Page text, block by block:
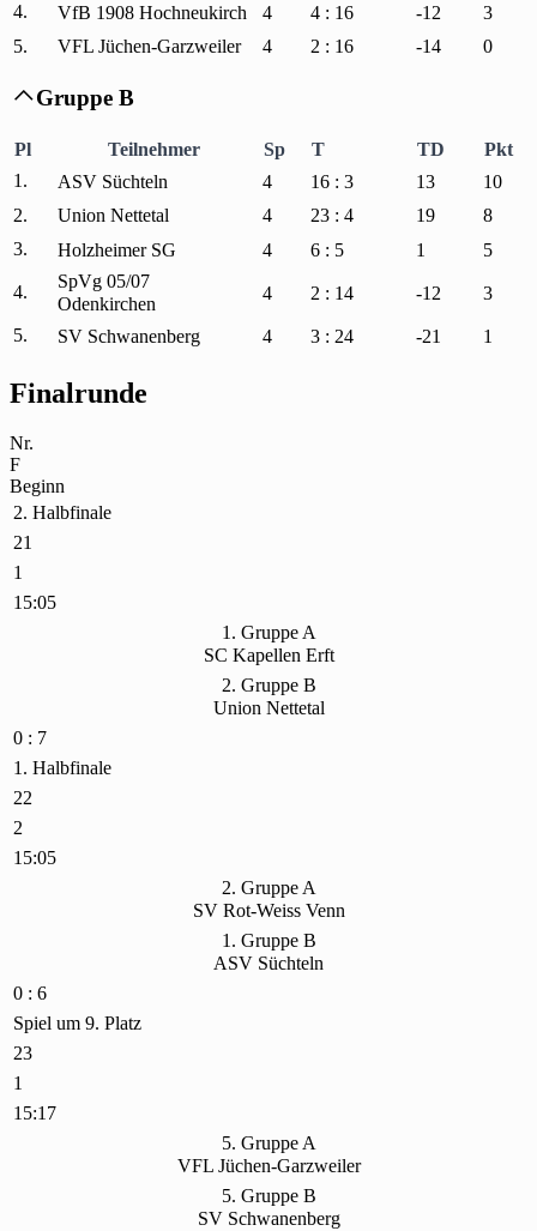
4.
VfB 1908 Hochneukirch 4 4 : 16 -12
3
5.
VFL Jüchen-Garzweiler 4 2 : 16 -14 0
 Gruppe B
Pl Teilnehmer Sp T TD
Pkt
1.
ASV Süchteln 4 16 : 3 13
10
2.
Union Nettetal 4 23 : 4 19
8
3.
Holzheimer SG 4 6 : 5 1 5
4.
SpVg 05/07
Odenkirchen
4 2 : 14 -12 3
5. SV Schwanenberg 4 3 : 24 -21 1
Finalrunde
Nr.
F
Beginn
2. Halbfinale
21
1
15:05
1. Gruppe A
SC Kapellen Erft
2. Gruppe B
Union Nettetal
0 : 7
1. Halbfinale
22
2
15:05
2. Gruppe A
SV Rot-Weiss Venn
1. Gruppe B
ASV Süchteln
0 : 6
Spiel um 9. Platz
23
1
15:17
5. Gruppe A
VFL Jüchen-Garzweiler
5. Gruppe B
SV Schwanenberg